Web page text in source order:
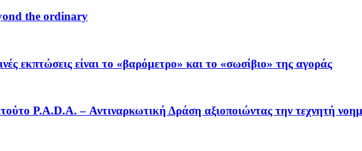
the ordinary
είναι το «βαρόμετρο» και το «σωσίβιο» της αγοράς
P.A.D.A. – Αντιναρκωτική Δράση αξιοποιώντας την τεχνητή